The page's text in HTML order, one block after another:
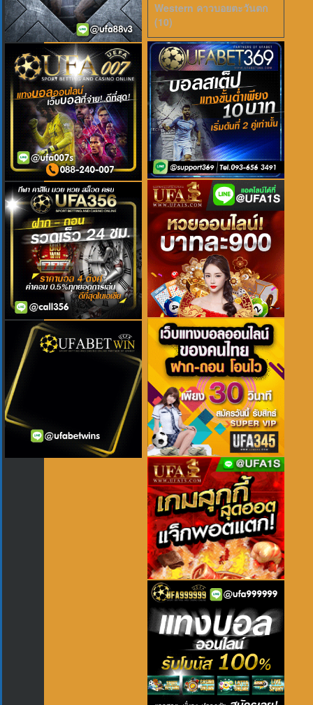
เสียงไทย2026
Pati Patni Aur Woh Do (2026) สามี
Western คาวบอยตะวันตก
(10)